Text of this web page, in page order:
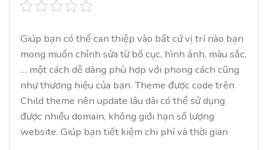
Giúp bạn có thể can thiệp vào bất cứ vị trí nào bạn
mong muốn chỉnh sửa từ bố cục, hình ảnh, màu sắc,
… một cách dễ dàng phù hợp với phong cách cũng
như thương hiệu của bạn. Theme được code trên
Child theme nên update lâu dài có thể sử dụng
được nhiều domain, không giới hạn số lượng
website. Giúp bạn tiết kiệm chi phí và thời gian